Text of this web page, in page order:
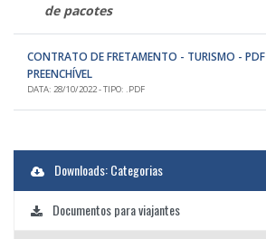
de pacotes
CONTRATO DE FRETAMENTO - TURISMO - PDF
PREENCHÍVEL
DATA: 28/10/2022 - TIPO: .PDF
Downloads: Categorias
Documentos para viajantes